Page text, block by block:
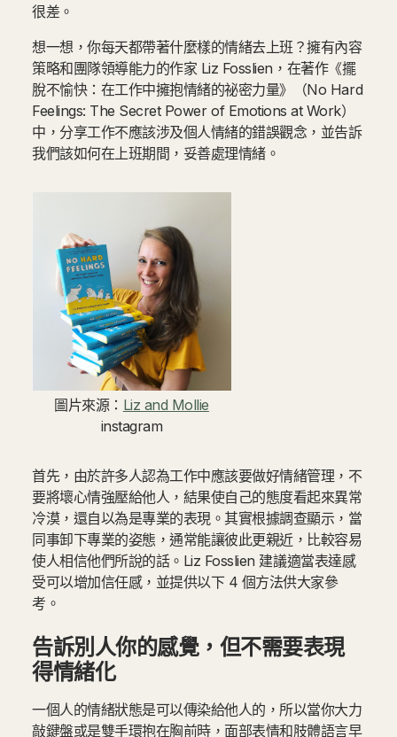
很差。
想一想，你每天都帶著什麼樣的情緒去上班？擁有內容
策略和團隊領導能力的作家 Liz Fosslien，在著作《擺
脫不愉快：在工作中擁抱情緒的祕密力量》（No Hard
Feelings: The Secret Power of Emotions at Work）
中，分享工作不應該涉及個人情緒的錯誤觀念，並告訴
我們該如何在上班期間，妥善處理情緒。
圖片來源： Liz and Mollie
instagram
首先，由於許多人認為工作中應該要做好情緒管理，不
要將壞心情強壓給他人，結果使自己的態度看起來異常
冷漠，還自以為是專業的表現。其實根據調查顯示，當
同事卸下專業的姿態，通常能讓彼此更親近，比較容易
使人相信他們所說的話。Liz Fosslien 建議適當表達感
受可以增加信任感，並提供以下 4 個方法供大家參
考。
告訴別人你的感覺，但不需要表現
得情緒化
一個人的情緒狀態是可以傳染給他人的，所以當你大力
敲鍵盤或是雙手環抱在胸前時，面部表情和肢體語言早